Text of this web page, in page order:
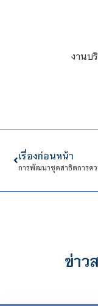
งานบ
เรื่องก่อนหน้า
ข่าว